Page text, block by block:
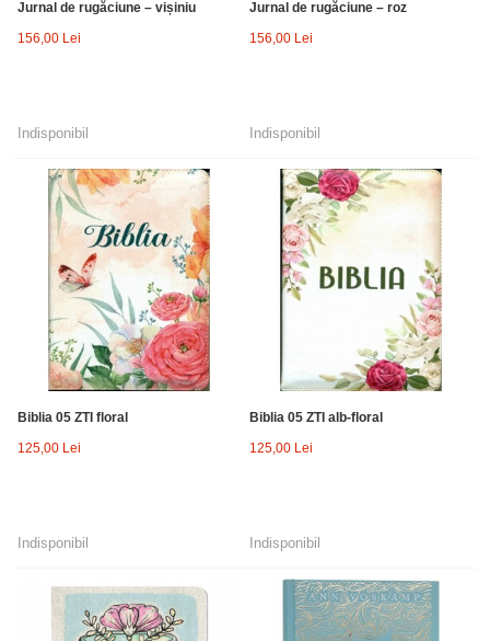
Jurnal de rugăciune – vișiniu
156,00 Lei
Indisponibil
Jurnal de rugăciune – roz
156,00 Lei
Indisponibil
Biblia 05 ZTI floral
125,00 Lei
Indisponibil
Biblia 05 ZTI alb-floral
125,00 Lei
Indisponibil